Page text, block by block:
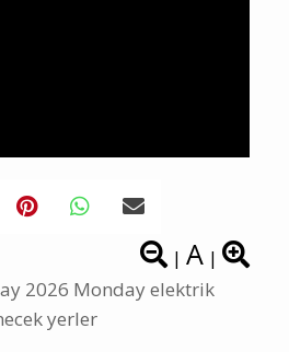
|A|
2026 Monday elektrik